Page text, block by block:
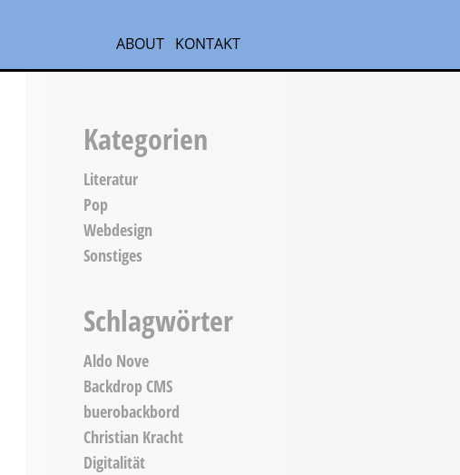
ABOUT KONTAKT
Kategorien
Literatur
Pop
Webdesign
Sonstiges
Schlagwörter
Aldo Nove
Backdrop CMS
buerobackbord
Christian Kracht
Digitalität